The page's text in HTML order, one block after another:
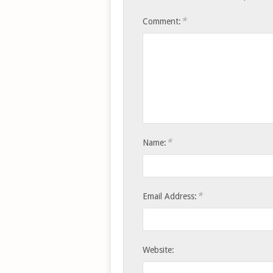
Comment: *
Name: *
Email Address: *
Website: